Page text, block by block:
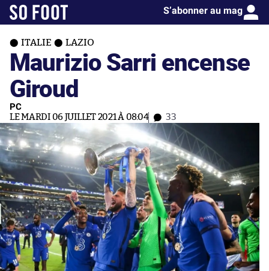
S’abonner au mag
ITALIE LAZIO
Maurizio Sarri encense
Giroud
PC
LE MARDI 06 JUILLET 2021 À 08:04 33